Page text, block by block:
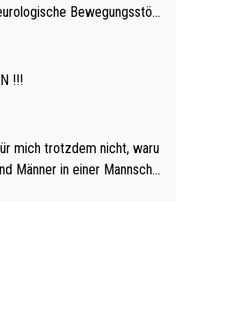
Bewegungsstör
ihm helfen! Ich gl
Dartits-Fälle fälschlich p
werden! Dafür müsst
zum Mentaltrainer gehe
!!!
mich trotzdem nicht, waru
Männer in einer Mannscha